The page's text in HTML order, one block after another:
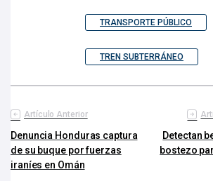
TRANSPORTE PÚBLICO
TREN SUBTERRÁNEO
Artículo Anterior
Denuncia Honduras captura
de su buque por fuerzas
iraníes en Omán
Detectan
bostezo